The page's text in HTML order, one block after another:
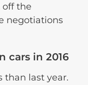
off the
negotiations
cars in 2016
than last year.